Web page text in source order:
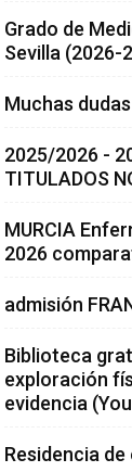
Grado de
Sevilla (2026-
Muchas
2025/2026 -
TITULADOS
MURCIA
2026
admisión
Biblioteca
exploración
evidencia
Residencia